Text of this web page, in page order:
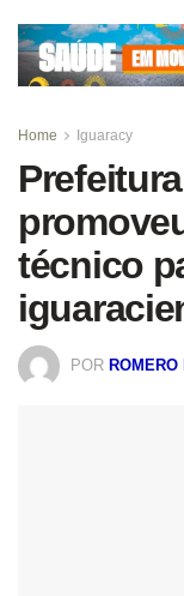
Home Iguaracy
técnico
POR ROMERO